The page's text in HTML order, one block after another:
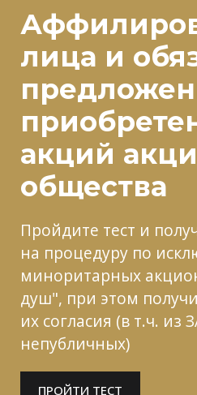
лица и
акций
общества
Пройдите тест и
на процедуру по
миноритарных
душ", при этом
их согласия (в т.ч. из
непубличных)
ПРОЙТИ ТЕСТ